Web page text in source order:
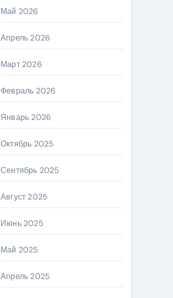
Май 2026
Апрель 2026
Март 2026
Февраль 2026
Январь 2026
Октябрь 2025
Сентябрь 2025
Август 2025
Июнь 2025
Май 2025
Апрель 2025